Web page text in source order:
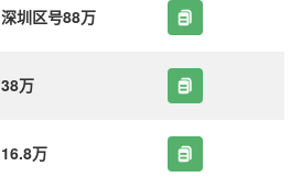
深圳区号88万
38万
16.8万